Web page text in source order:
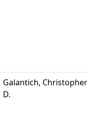
Galantich, Christopher
D.